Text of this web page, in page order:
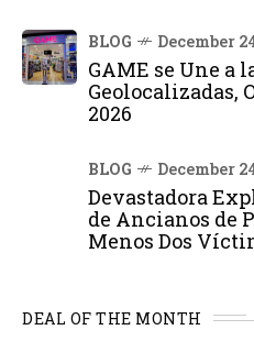
BLOG December
GAME se Une a
Geolocalizadas,
2026
BLOG December
Devastadora
de Ancianos de
Menos Dos
DEAL OF THE MONTH